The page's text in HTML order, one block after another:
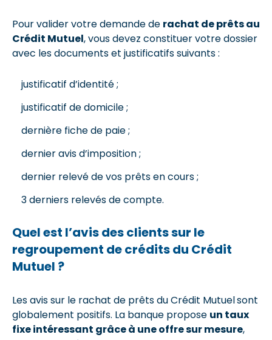
Pour valider votre demande de rachat de prêts au
Crédit Mutuel, vous devez constituer votre dossier
avec les documents et justificatifs suivants :
justificatif d’identité ;
justificatif de domicile ;
dernière fiche de paie ;
dernier avis d’imposition ;
dernier relevé de vos prêts en cours ;
3 derniers relevés de compte.
Quel est l’avis des clients sur le
regroupement de crédits du Crédit
Mutuel ?
Les avis sur le rachat de prêts du Crédit Mutuelsont
globalement positifs. La banque propose un taux
fixe intéressant grâce à une offre sur mesure,